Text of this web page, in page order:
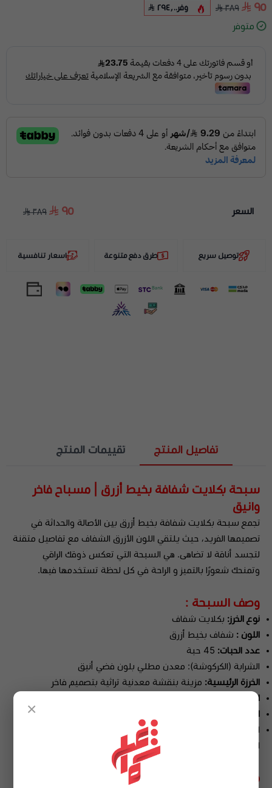
٩٥ ٣٨٩ وفر ٢٩٤٫٠٠
متوفر
السعر ٩٥ ٣٨٩
توصيل سريع طرق دفع متنوعة اسعار تنافسية
تفاصيل المنتج تقييمات المنتج
سبحة بكلايت شفافة بخيط أزرق | مسباح فاخر
وانيق
تجمع سبحة بكلايت شفافة بخيط أزرق بين الأصالة والحداثة في
تصميمها الفريد، حيث يلتقي اللون الأزرق الشفاف مع تفاصيل متقنة
لتجسد أناقة لا تضاهى. هي السبحة التي تعكس ذوقك الراقي
وتمنحك شعورًا بالتميز و الراحة في كل لحظة تستخدمها فيها.
وصف السبحة :
نوع الخرز: بكلايت شفاف
اللون : شفاف بخيط أزرق
عدد الحبات:
الشرابة (الكركوشة): معدن مطلي بلون فضي أنيق
الخرزة الرئيسية: مزينة بنقشة معدنية تراثية بتصميم فاخر
الخيط:
الاستخدام:
الفاصل (الشاهد):
قطعة أنيقه بنفس نمط السبحة بنفس نمط
السبحة لتحديد الثلث.
ما هي مميزات السبحة البكلايت ؟
×